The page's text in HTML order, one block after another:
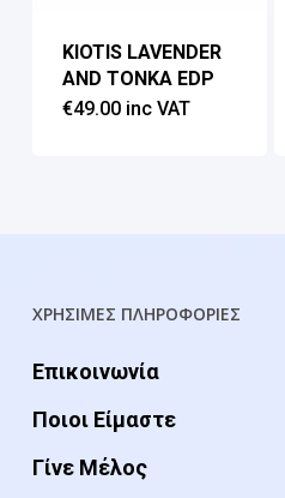
KIOTIS LAVENDER
AND TONKA EDP
€49.00 inc VAT
ΧΡΗΣΙΜΕΣ ΠΛΗΡΟΦΟΡΙΕΣ
Επικοινωνία
Ποιοι Είμαστε
Γίνε Μέλος